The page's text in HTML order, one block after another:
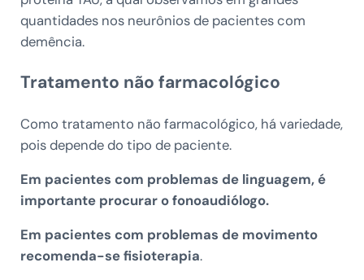
quantidades nos neurônios de pacientes com
demência.
Tratamento não farmacológico
Como tratamento não farmacológico, há variedade,
pois depende do tipo de paciente.
Em pacientes com problemas de linguagem, é
importante procurar o fonoaudiólogo.
Em pacientes com problemas de movimento
recomenda-se fisioterapia.